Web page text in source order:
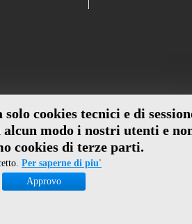
cookies tecnici e di
modo i nostri utenti e
cookies di terze parti.
Per saperne di piu'
Approvo